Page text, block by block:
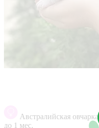
Австралийская овчарка
до 1 мес.